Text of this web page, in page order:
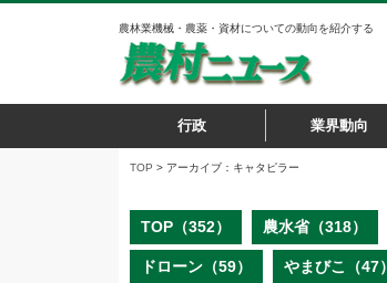
農林業機械・農薬・資材についての動向を紹介する
行政 業界動向
TOP > アーカイブ：キャタピラー
TOP（352） 農水省（318）
ドローン（59） やまびこ（47）